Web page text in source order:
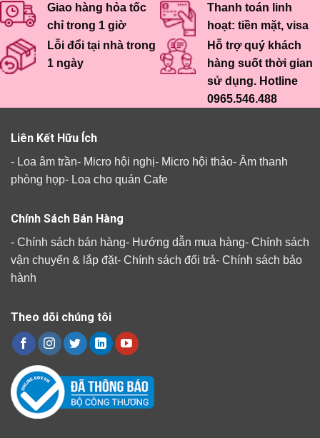
Giao hàng hỏa tốc
chỉ trong 1 giờ
Thanh toán linh
hoạt: tiền mặt, visa
Lỗi đổi tại nhà trong
1 ngày
Hỗ trợ quý khách
hàng suốt thời gian
sử dụng. Hotline
0965.546.488
Liên Kết Hữu Ích
- Loa âm trần- Micro hội nghị- Micro hội thảo- Âm thanh
phòng họp- Loa cho quán Cafe
Chính Sách Bán Hàng
- Chính sách bán hàng- Hướng dẫn mua hàng- Chính sách
vận chuyển & lắp đặt- Chính sách đổi trả- Chính sách bảo
hành
Theo dõi chúng tôi